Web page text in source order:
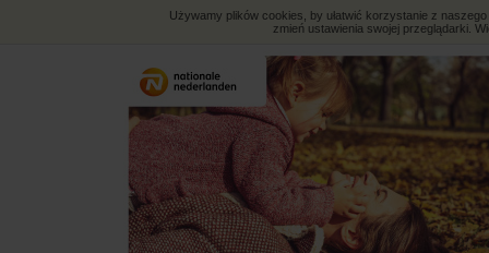
Używamy plików cookies, by ułatwić korzystanie z
zmień ustawienia swojej przeglądarki.